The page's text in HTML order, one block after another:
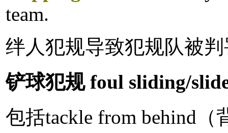
team.
绊人犯规导致犯规队被
铲球犯规 foul sliding/
包括tackle from behind（